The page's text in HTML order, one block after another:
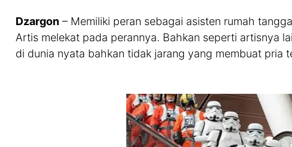
Dzargon – Memiliki peran sebagai asisten rumah
Artis melekat pada perannya. Bahkan seperti artisnya
di dunia nyata bahkan tidak jarang yang membuat pria